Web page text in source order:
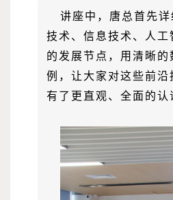
讲座中，唐总首先详
技术、信息技术、人工
的发展节点，用清晰的
例，让大家对这些前沿
有了更直观、全面的认